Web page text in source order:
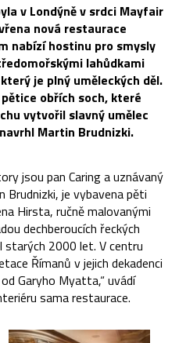
v Londýně v srdci Mayfair
nová restaurace
nabízí hostinu pro smysly
lahůdkami
je plný uměleckých děl.
obřích soch, které
vytvořil slavný umělec
Martin Brudnizki.
jsou pan Caring a uznávaný
je vybavena pěti
Hirsta, ručně malovanými
dechberoucích řeckých
starých 2000 let. V centru
Římanů v jejich dekadenci
Garyho Myatta,“ uvádí
sama restaurace.